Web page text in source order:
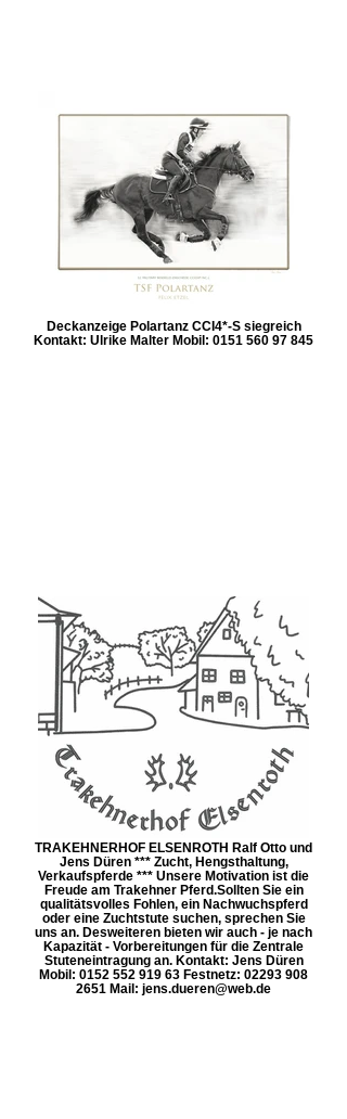
Deckanzeige Polartanz CCI4*-S siegreich
Kontakt: Ulrike Malter Mobil: 0151 560 97 845
TRAKEHNERHOF ELSENROTH Ralf Otto und
Jens Düren *** Zucht, Hengsthaltung,
Verkaufspferde *** Unsere Motivation ist die
Freude am Trakehner Pferd. ​Sollten Sie ein
qualitätsvolles Fohlen, ein Nachwuchspferd
oder eine Zuchtstute suchen, sprechen Sie
uns an. Desweiteren bieten wir auch - je nach
Kapazität - Vorbereitungen für die Zentrale
Stuteneintragung an. Kontakt: Jens Düren
Mobil: 0152 552 919 63 Festnetz: 02293 908
2651 Mail: jens.dueren@web.de